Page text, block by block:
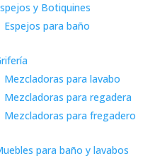
y Botiquines
Espejos para baño
Mezcladoras para lavabo
Mezcladoras para regadera
Mezcladoras para fregadero
para baño y lavabos